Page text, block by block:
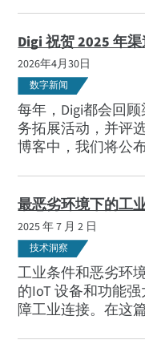
Digi 祝贺 2025 年
2026年4月30日
数字新闻
每年，Digi都会回
务拓展活动，并评
博客中，我们将公
最恶劣环境下的工
2025 年 7 月 2 日
技术洞察
工业条件和恶劣环
的IoT 设备和功能
障工业连接。在这